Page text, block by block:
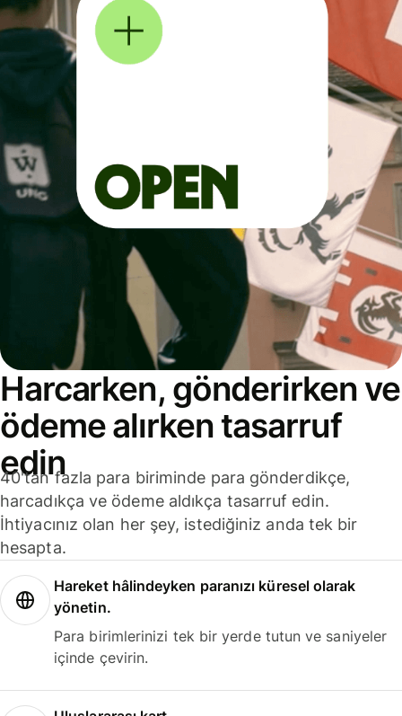
Harcarken, gönderirken ve
ödeme alırken tasarruf
edin
40'tan fazla para biriminde para gönderdikçe,
harcadıkça ve ödeme aldıkça tasarruf edin.
İhtiyacınız olan her şey, istediğiniz anda tek bir
hesapta.
Hareket hâlindeyken paranızı küresel olarak
yönetin.
Para birimlerinizi tek bir yerde tutun ve saniyeler
içinde çevirin.